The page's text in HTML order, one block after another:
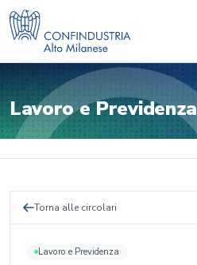
Lavoro e Previdenza
Torna alle circolari
Lavoro e Previdenza